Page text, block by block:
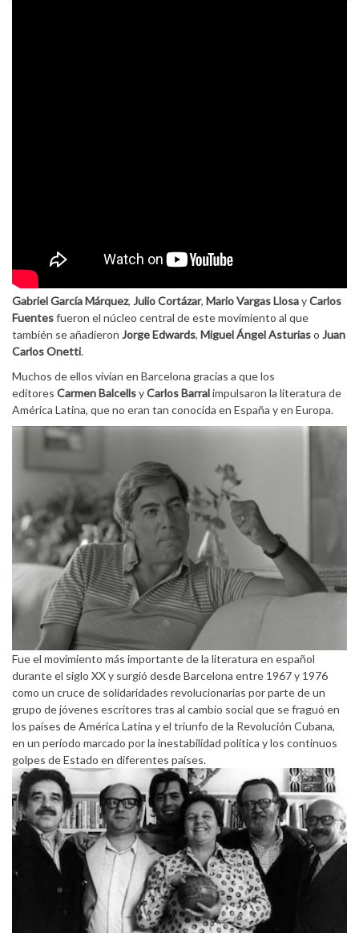
Gabriel García Márquez, Julio Cortázar, Mario Vargas LlosayCarlos
Fuentesfueron el núcleo central de este movimiento al que
también se añadieron Jorge Edwards, Miguel Ángel Asturiaso Juan
Carlos Onetti.
Muchos de ellos vivían en Barcelona gracias a que los
editores Carmen BalcellsyCarlos Barralimpulsaron la literatura de
América Latina, que no eran tan conocida en España y en Europa.
Fue el movimiento más importante de la literatura en español
durante el siglo XX y surgió desde Barcelona entre 1967 y 1976
como un cruce de solidaridades revolucionarias por parte de un
grupo de jóvenes escritores tras al cambio social que se fraguó en
los países de América Latina y el triunfo de la Revolución Cubana,
en un período marcado por la inestabilidad política y los continuos
golpes de Estado en diferentes países.